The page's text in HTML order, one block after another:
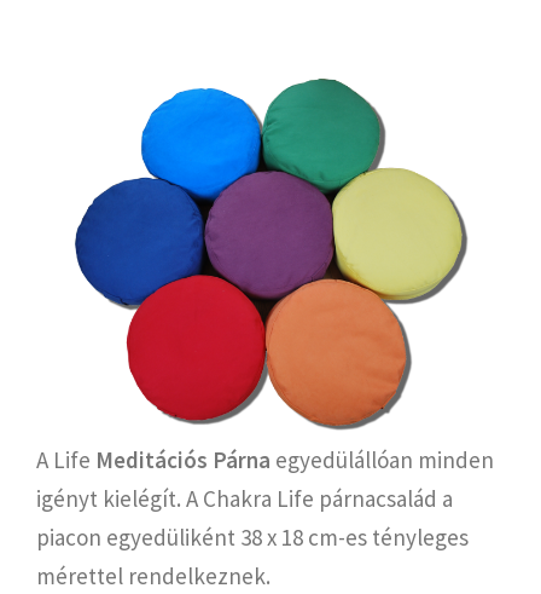
A Life Meditációs Párna egyedülállóan minden
igényt kielégít. A Chakra Life párnacsalád a
piacon egyedüliként 38 x 18 cm-es tényleges
mérettel rendelkeznek.